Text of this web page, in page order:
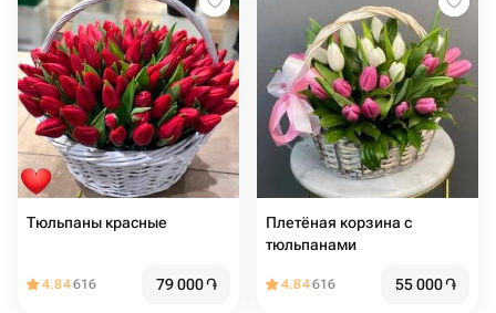
Тюльпаны красные
4.84616 79 000֏
Плетёная корзина с
тюльпанами
4.84616 55 000֏